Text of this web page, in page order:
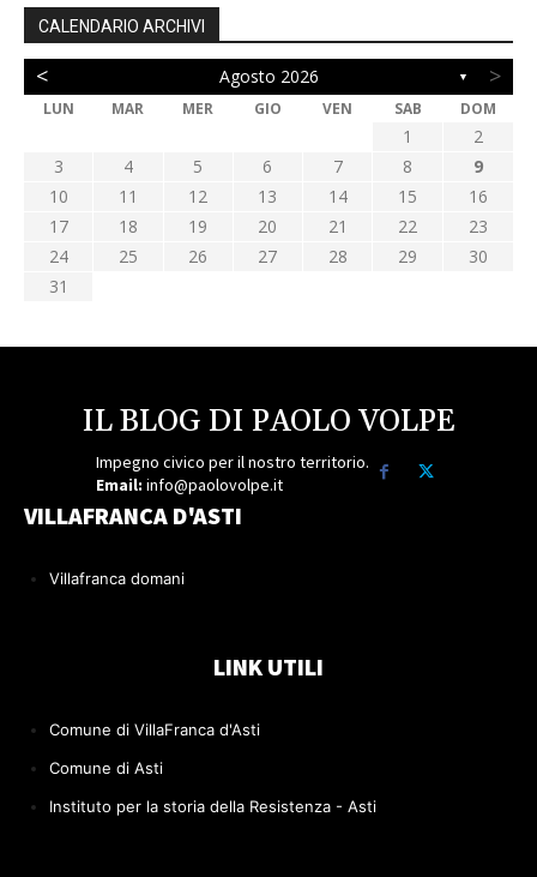
CALENDARIO ARCHIVI
< Agosto 2026 ▼ >
LUN MAR MER GIO VEN SAB DOM
1
2
3
4 5 6 7 8
9
10
11 12 13 14 15
16
17
18 19 20 21 22
23
24
25 26 27 28 29
30
31
IL BLOG DI PAOLO VOLPE
Impegno civico per il nostro territorio.
Email: info@paolovolpe.it
VILLAFRANCA D'ASTI
Villafranca domani
LINK UTILI
Comune di VillaFranca d'Asti
Comune di Asti
Instituto per la storia della Resistenza - Asti